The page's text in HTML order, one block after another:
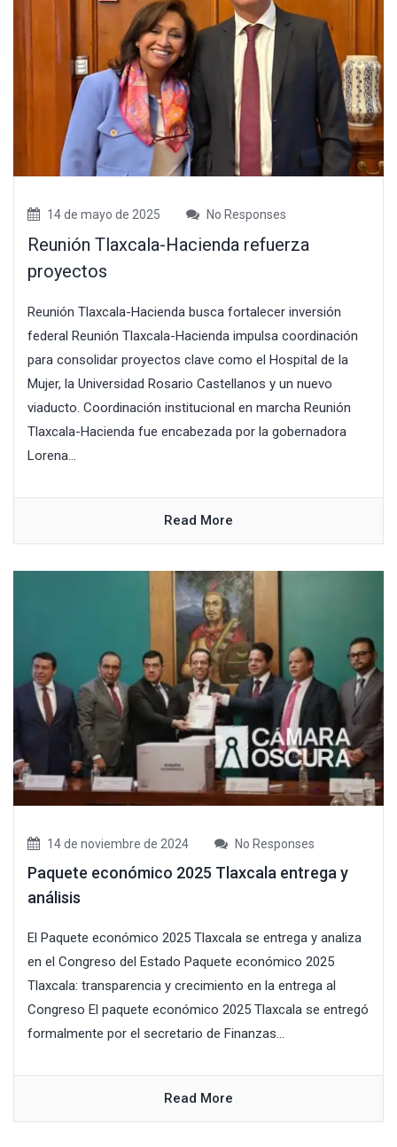
14 de mayo de 2025 No Responses
Reunión Tlaxcala-Hacienda refuerza
proyectos
Reunión Tlaxcala-Hacienda busca fortalecer inversión
federal Reunión Tlaxcala-Hacienda impulsa coordinación
para consolidar proyectos clave como el Hospital de la
Mujer, la Universidad Rosario Castellanos y un nuevo
viaducto. Coordinación institucional en marcha Reunión
Tlaxcala-Hacienda fue encabezada por la gobernadora
Lorena...
Read More
14 de noviembre de 2024 No Responses
Paquete económico 2025 Tlaxcala entrega y
análisis
El Paquete económico 2025 Tlaxcala se entrega y analiza
en el Congreso del Estado Paquete económico 2025
Tlaxcala: transparencia y crecimiento en la entrega al
Congreso El paquete económico 2025 Tlaxcala se entregó
formalmente por el secretario de Finanzas...
Read More